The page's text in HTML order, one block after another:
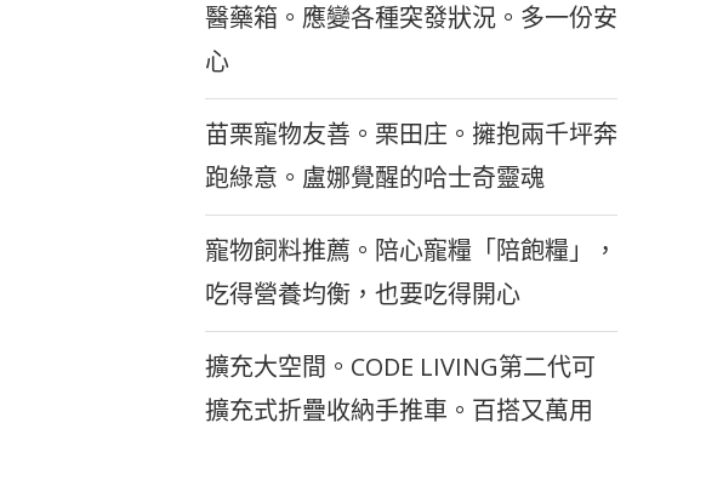
醫藥箱。應變各種突發狀況。多一份安
心
苗栗寵物友善。栗田庄。擁抱兩千坪奔
跑綠意。盧娜覺醒的哈士奇靈魂
寵物飼料推薦。陪心寵糧「陪飽糧」，
吃得營養均衡，也要吃得開心
擴充大空間。CODE LIVING第二代可
擴充式折疊收納手推車。百搭又萬用